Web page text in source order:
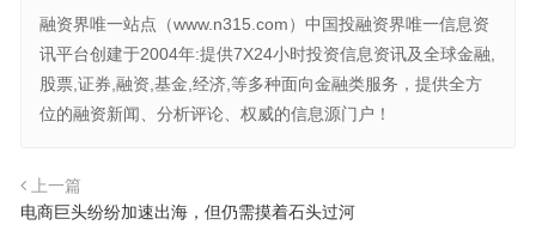
融资界唯一站点（www.n315.com）中国投融资界唯一信息资
讯平台创建于2004年:提供7X24小时投资信息资讯及全球金融,
股票,证券,融资,基金,经济,等多种面向金融类服务，提供全方
位的融资新闻、分析评论、权威的信息源门户！
上一篇
电商巨头纷纷加速出海，但仍需摸着石头过河